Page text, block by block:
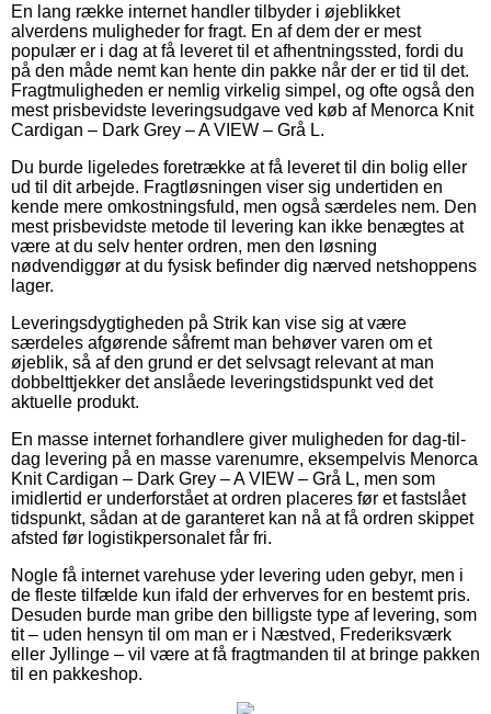
En lang række internet handler tilbyder i øjeblikket
alverdens muligheder for fragt. En af dem der er mest
populær er i dag at få leveret til et afhentningssted, fordi du
på den måde nemt kan hente din pakke når der er tid til det.
Fragtmuligheden er nemlig virkelig simpel, og ofte også den
mest prisbevidste leveringsudgave ved køb af Menorca Knit
Cardigan – Dark Grey – A VIEW – Grå L.
Du burde ligeledes foretrække at få leveret til din bolig eller
ud til dit arbejde. Fragtløsningen viser sig undertiden en
kende mere omkostningsfuld, men også særdeles nem. Den
mest prisbevidste metode til levering kan ikke benægtes at
være at du selv henter ordren, men den løsning
nødvendiggør at du fysisk befinder dig nærved netshoppens
lager.
Leveringsdygtigheden på Strik kan vise sig at være
særdeles afgørende såfremt man behøver varen om et
øjeblik, så af den grund er det selvsagt relevant at man
dobbelttjekker det anslåede leveringstidspunkt ved det
aktuelle produkt.
En masse internet forhandlere giver muligheden for dag-til-
dag levering på en masse varenumre, eksempelvis Menorca
Knit Cardigan – Dark Grey – A VIEW – Grå L, men som
imidlertid er underforstået at ordren placeres før et fastslået
tidspunkt, sådan at de garanteret kan nå at få ordren skippet
afsted før logistikpersonalet får fri.
Nogle få internet varehuse yder levering uden gebyr, men i
de fleste tilfælde kun ifald der erhverves for en bestemt pris.
Desuden burde man gribe den billigste type af levering, som
tit – uden hensyn til om man er i Næstved, Frederiksværk
eller Jyllinge – vil være at få fragtmanden til at bringe pakken
til en pakkeshop.